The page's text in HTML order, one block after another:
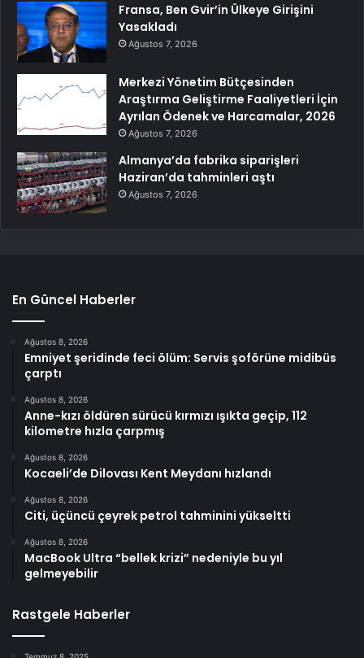
Fransa, Ben Gvir’in Ülkeye Girişini
Yasakladı
Ağustos 7, 2026
Merkezi Yönetim Bütçesinden
Araştırma Geliştirme Faaliyetleri İçin
Ayrılan Ödenek ve Harcamalar, 2026
Ağustos 7, 2026
Almanya’da fabrika siparişleri
Haziran’da tahminleri aştı
Ağustos 7, 2026
En Güncel Haberler
Ağustos 8, 2026
Emniyet şeridinde feci ölüm: Servis şoförüne midibüs
çarptı
Ağustos 8, 2026
Anne-kızı öldüren sürücü kırmızı ışıkta geçip, 112
kilometre hızla çarpmış
Ağustos 8, 2026
Kocaeli’de Dilovası Kent Meydanı hızlandı
Ağustos 8, 2026
Citi, üçüncü çeyrek petrol tahminini yükseltti
Ağustos 8, 2026
MacBook Ultra “bellek krizi” nedeniyle bu yıl
gelmeyebilir
Rastgele Haberler
Temmuz 8, 2025